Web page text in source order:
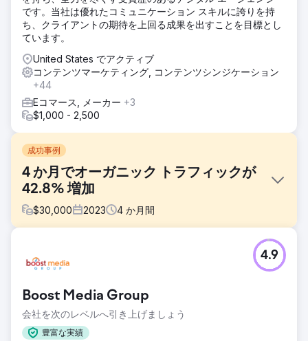
です。当社は優れたコミュニケーション スキルに誇りを持
ち、クライアントの期待を上回る成果を出すことを目標とし
ています。
United States でアクティブ
コンテンツマーケティング, コンテンツシンジケーション
+44
Eコマース, メーカー +3
$1,000 - 2,500
成功事例
4 か月でオーガニック トラフィックが
42.8% 増加
$30,000 2023 4 か月間
当社のクライアントは、WordPress ホスティング、VPS ホ
スティング、ドメイン名登録、および Web サイト ビルダー
グ プロバイダーです。クライアントは、英国部門のオーガニ
ック トラフィックを増やすために、ゲスト ブログとリンク
構築サービスをリクエストしました。
Boost Media Group
会社を次のレベルへ引き上げましょう
豊富な実績
4.9